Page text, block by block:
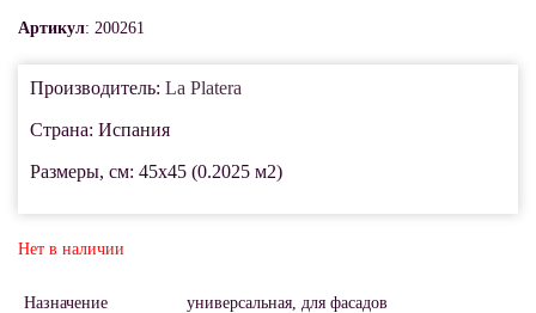
Артикул: 200261
Производитель: La Platera
Страна: Испания
Размеры, см: 45x45 (0.2025 м2)
Нет в наличии
Назначение универсальная, для фасадов